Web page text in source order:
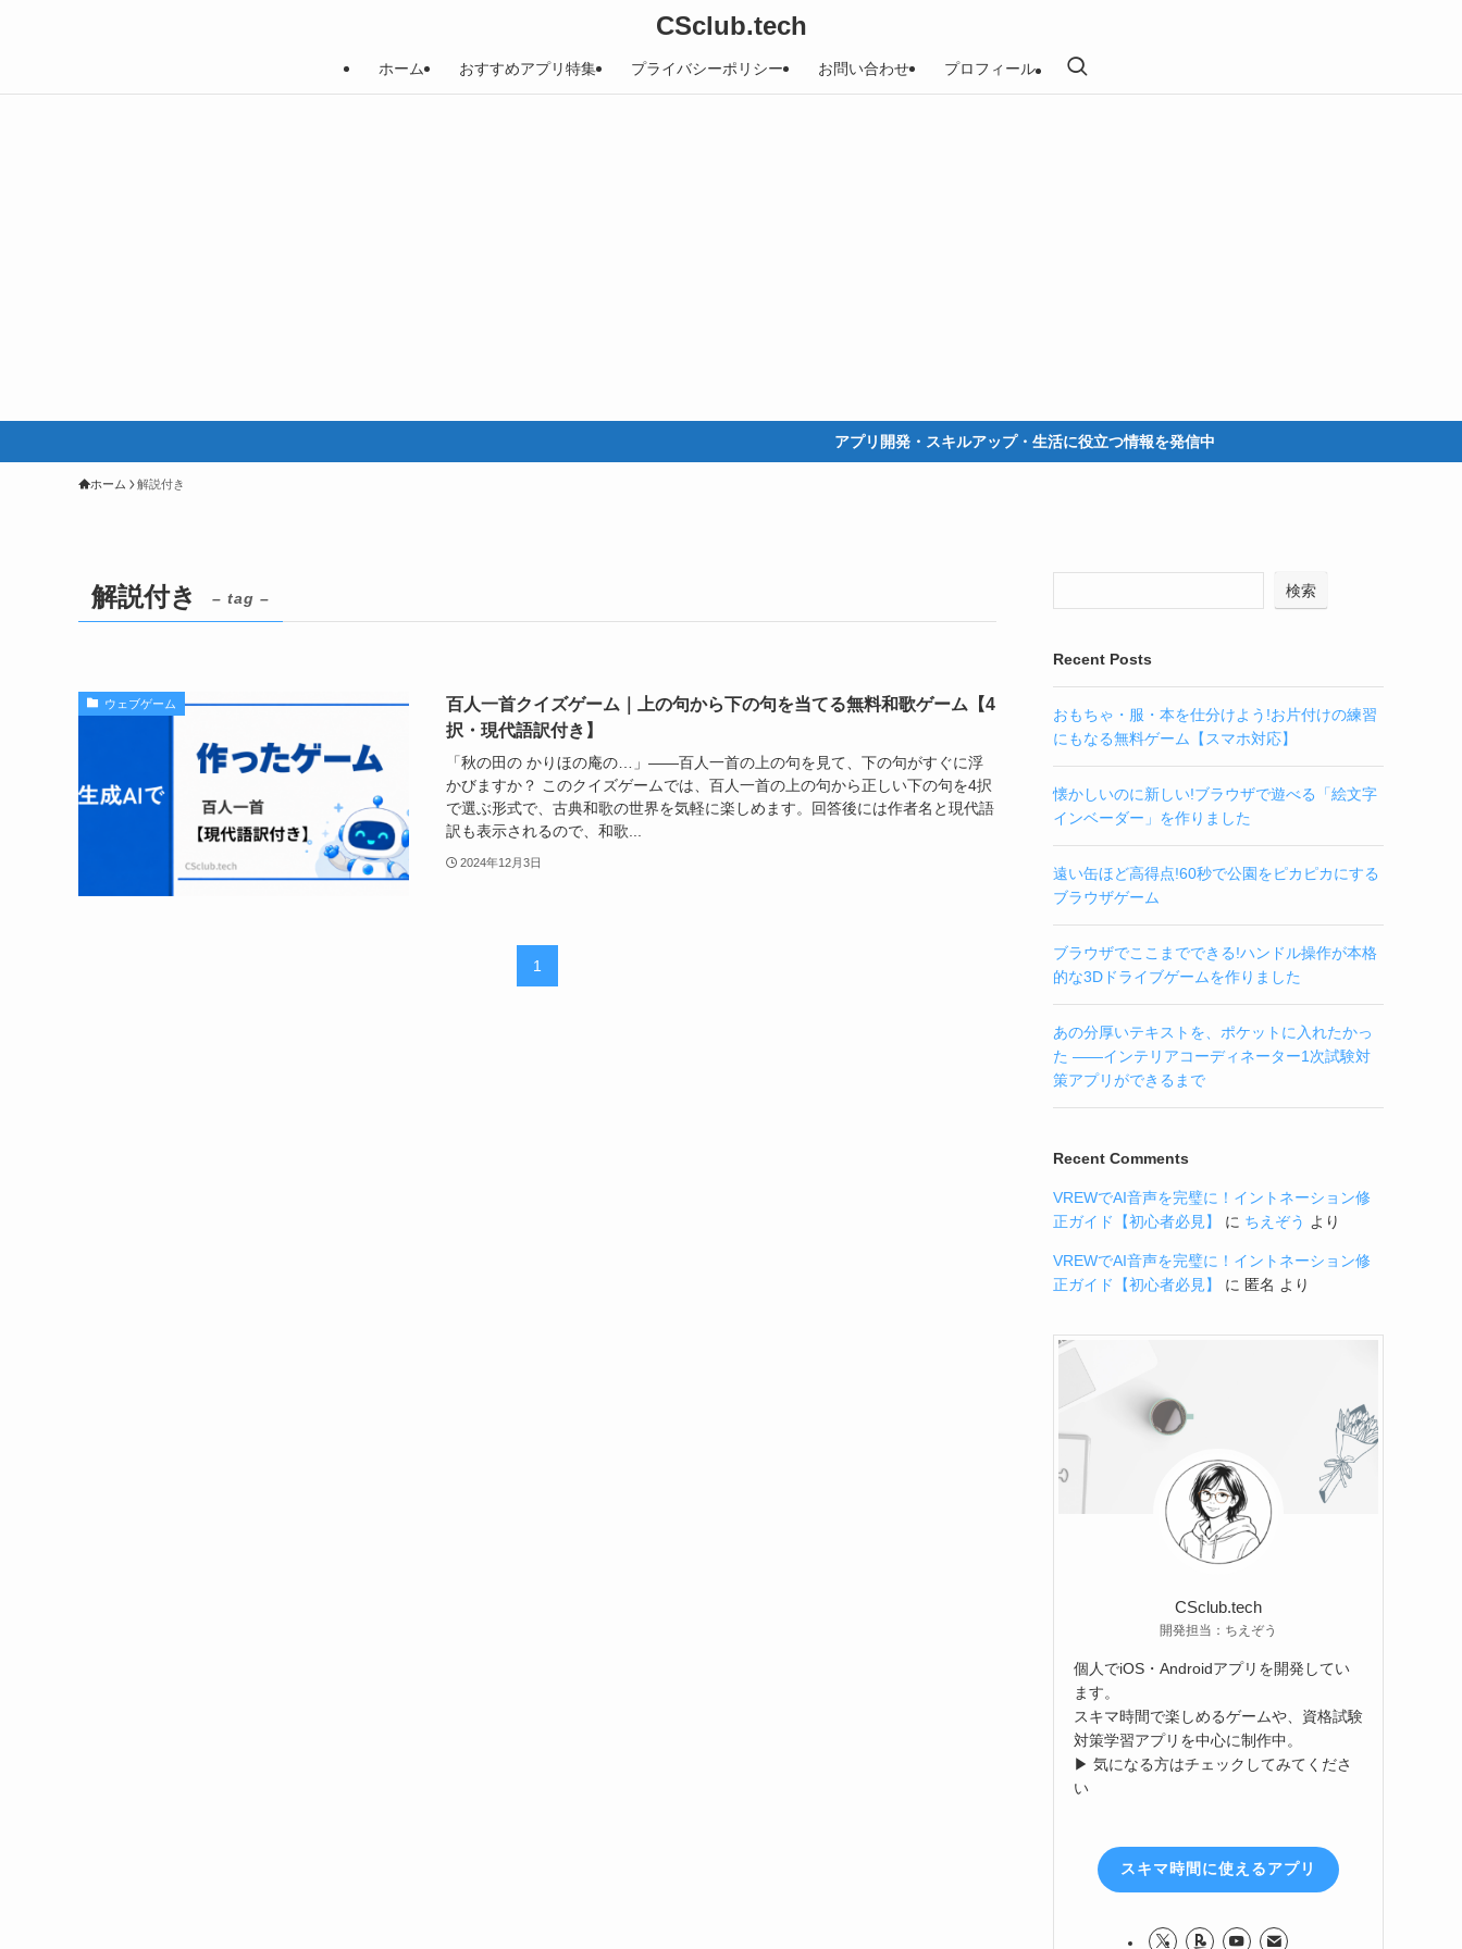
CSclub.tech
ホーム おすすめアプリ特集 プライバシーポリシー お問い合わせ プロフィール
アプリ開発・スキルアップ・生活に役立つ情報を発信中
ホーム 解説付き
解説付き – tag –
ウェブゲーム
百人一首クイズゲーム｜上の句から下の句を当てる無料和歌ゲーム【4
択・現代語訳付き】
「秋の田の かりほの庵の…」――百人一首の上の句を見て、下の句がすぐに浮
かびますか？ このクイズゲームでは、百人一首の上の句から正しい下の句を4択
で選ぶ形式で、古典和歌の世界を気軽に楽しめます。回答後には作者名と現代語
訳も表示されるので、和歌...
2024年12月3日
1
検索
Recent Posts
おもちゃ・服・本を仕分けよう!お片付けの練習
にもなる無料ゲーム【スマホ対応】
懐かしいのに新しい!ブラウザで遊べる「絵文字
インベーダー」を作りました
遠い缶ほど高得点!60秒で公園をピカピカにする
ブラウザゲーム
ブラウザでここまでできる!ハンドル操作が本格
的な3Dドライブゲームを作りました
あの分厚いテキストを、ポケットに入れたかっ
た ——インテリアコーディネーター1次試験対
策アプリができるまで
Recent Comments
VREWでAI音声を完璧に！イントネーション修
正ガイド【初心者必見】
に ちえぞう より
VREWでAI音声を完璧に！イントネーション修
正ガイド【初心者必見】
に 匿名 より
CSclub.tech
開発担当：ちえぞう
個人でiOS・Androidアプリを開発してい
ます。
スキマ時間で楽しめるゲームや、資格試験
対策学習アプリを中心に制作中。
▶ 気になる方はチェックしてみてくださ
い
スキマ時間に使えるアプリ